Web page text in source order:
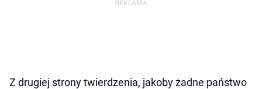
Z drugiej strony twierdzenia, jakoby żadne państwo